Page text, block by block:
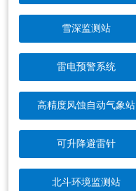
雪深监测站
雷电预警系统
高精度风蚀自动气象站
可升降避雷针
北斗环境监测站